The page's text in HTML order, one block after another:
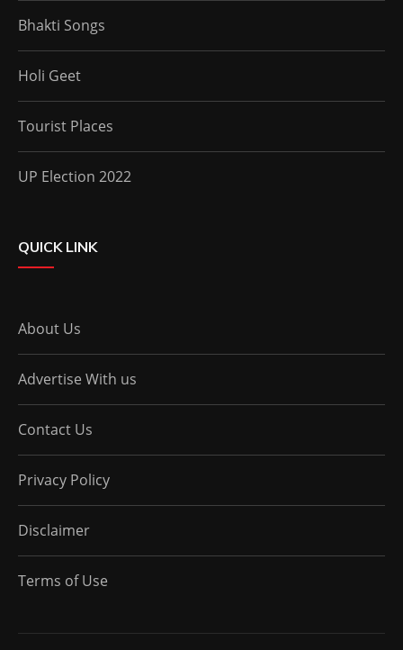
Bhakti Songs
Holi Geet
Tourist Places
UP Election 2022
QUICK LINK
About Us
Advertise With us
Contact Us
Privacy Policy
Disclaimer
Terms of Use